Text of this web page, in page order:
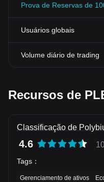
Prova de Reservas de
Usuários globais
Volume diário de trading
Recursos de
Classificação de
4.6
Tags ：
Gerenciamento de ativos